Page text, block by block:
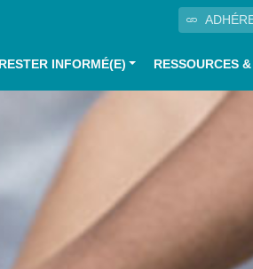
RESTER INFORMÉ(E) RESSOURCES